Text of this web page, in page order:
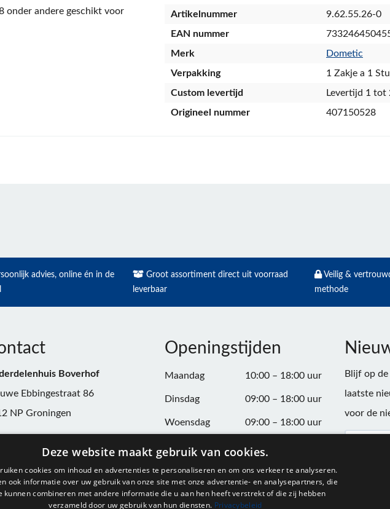
onder andere geschikt voor
Artikelnummer
9.62.55.26-0
EAN nummer
Merk
Dometic
Verpakking
1 Zakje a 1
Custom levertijd
Levertijd 1 tot
Origineel nummer
407150528
advies, online én in de
Groot assortiment direct uit voorraad
leverbaar
Veilig &
methode
Boverhof
Ebbingestraat 86
NP Groningen
91037743
Openingstijden
Maandag 10:00 – 18:00 uur
Dinsdag 09:00 – 18:00 uur
Woensdag 09:00 – 18:00 uur
Donderdag 09:00 – 20:00 uur
Vrijdag 09:00 – 18:00 uur
Zaterdag 09:00 – 17:00 uur
Blijf op
laatste
voor de
Deze website maakt gebruik van cookies.
cookies om inhoud en advertenties te personaliseren en om ons verkeer te analyseren.
ook informatie over uw gebruik van onze site met onze advertentie- en analysepartners, die
kunnen combineren met andere informatie die u aan hen heeft verstrekt of die zij hebben
verzameld door uw gebruik van hun diensten. Privacybeleid